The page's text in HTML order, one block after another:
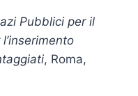
Pubblici per il
, Roma,